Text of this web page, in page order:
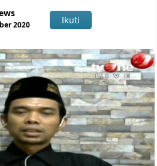
2020 Ikuti